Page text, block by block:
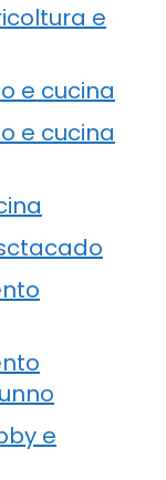
e
e cucina
e cucina
e